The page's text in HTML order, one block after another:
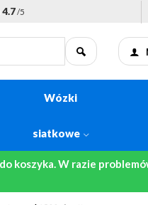
4.7/5
Wózki
siatkowe
koszyka. W razie